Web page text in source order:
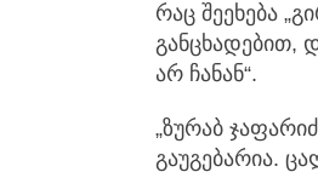
რაც შეეხება
განცხადებით,
არ ჩანან“.
„ზურაბ
გაუგებარია.